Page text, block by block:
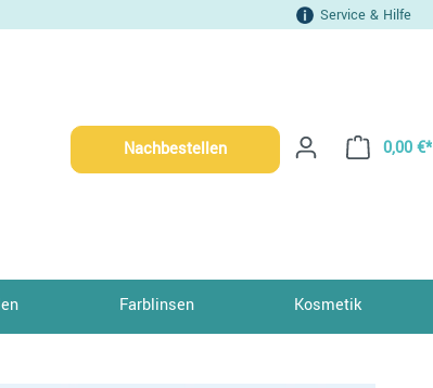
Service & Hilfe
0,00 €*
Nachbestellen
Farblinsen Kosmetik